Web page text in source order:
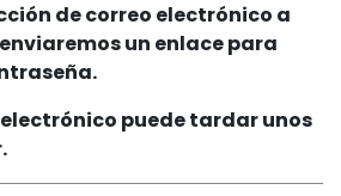
de correo electrónico a
un enlace para
puede tardar unos